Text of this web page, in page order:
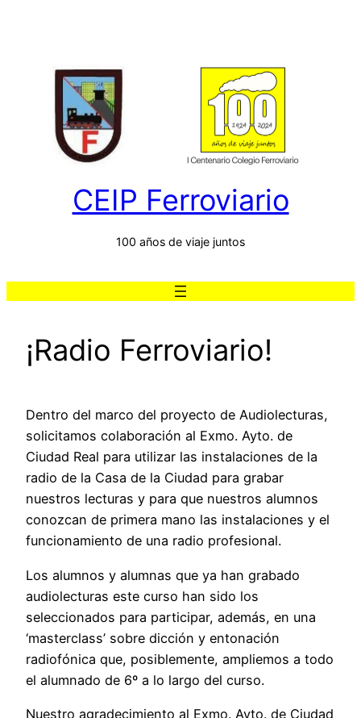
CEIP Ferroviario
100 años de viaje juntos
¡Radio Ferroviario!
Dentro del marco del proyecto de Audiolecturas,
solicitamos colaboración al Exmo. Ayto. de
Ciudad Real para utilizar las instalaciones de la
radio de la Casa de la Ciudad para grabar
nuestros lecturas y para que nuestros alumnos
conozcan de primera mano las instalaciones y el
funcionamiento de una radio profesional.
Los alumnos y alumnas que ya han grabado
audiolecturas este curso han sido los
seleccionados para participar, además, en una
‘masterclass’ sobre dicción y entonación
radiofónica que, posiblemente, ampliemos a todo
el alumnado de 6º a lo largo del curso.
Nuestro agradecimiento al Exmo. Ayto. de Ciudad